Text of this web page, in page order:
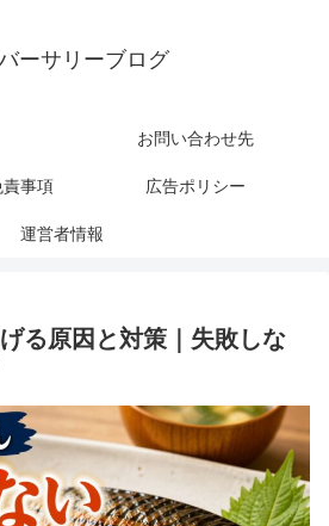
ーサリーブログ
お問い合わせ先
事項 広告ポリシー
運営者情報
る原因と対策｜失敗しな